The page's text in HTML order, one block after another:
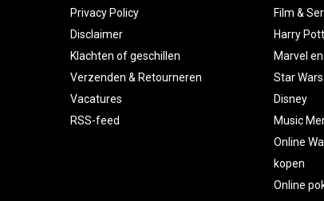
Privacy Policy
Disclaimer
Klachten of geschillen
Verzenden & Retourneren
Vacatures
RSS-feed
Film &
Harry
Marvel en
Star Wars
Disney
Music
Online
kopen
Online